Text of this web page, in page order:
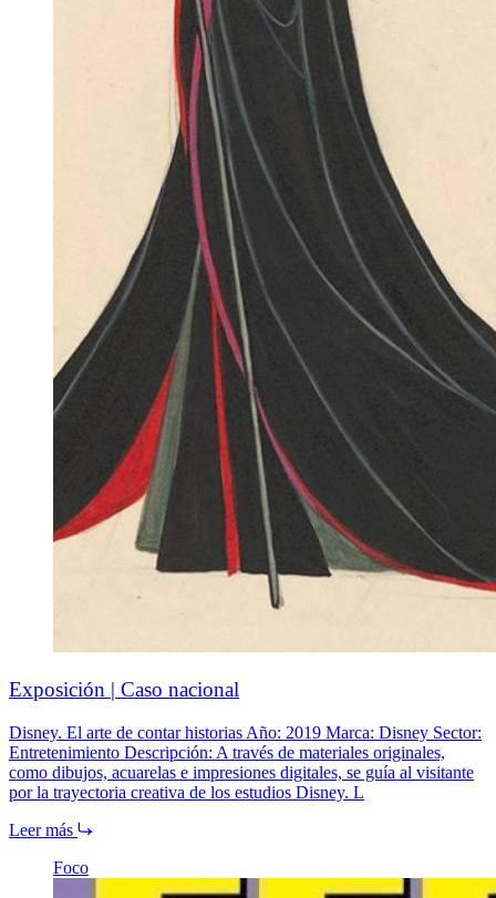
Exposición | Caso nacional
Disney. El arte de contar historias Año: 2019 Marca: Disney Sector:
Entretenimiento Descripción: A través de materiales originales,
como dibujos, acuarelas e impresiones digitales, se guía al visitante
por la trayectoria creativa de los estudios Disney. L
Leer más
Foco